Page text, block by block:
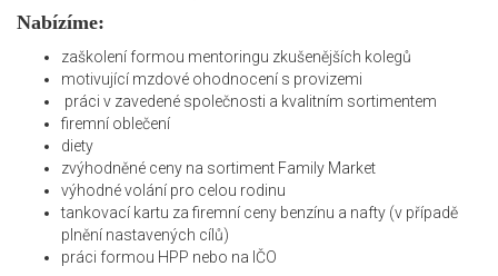
Nabízíme:
zaškolení formou mentoringu zkušenějších kolegů
motivující mzdové ohodnocení s provizemi
práci v zavedené společnosti a kvalitním sortimentem
firemní oblečení
diety
zvýhodněné ceny na sortiment Family Market
výhodné volání pro celou rodinu
tankovací kartu za firemní ceny benzínu a nafty (v případě
plnění nastavených cílů)
práci formou HPP nebo na IČO